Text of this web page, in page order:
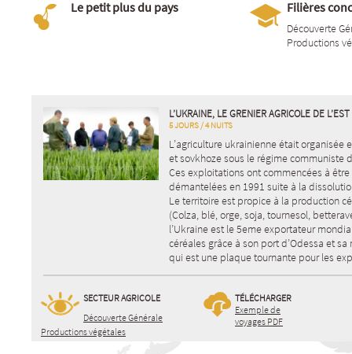
Le petit plus du pays Filières
Découverte
Productions
L’UKRAINE, LE GRENIER AGRICOLE DE L’EST
5 JOURS / 4 NUITS
L’agriculture ukrainienne était organisée
et sovkhoze sous le régime communiste
Ces exploitations ont commencées à être
démantelées en 1991 suite à la
Le territoire est propice à la production
(Colza, blé, orge, soja, tournesol,
l’Ukraine est le 5eme exportateur
céréales grâce à son port d’Odessa et sa
qui est une plaque tournante pour les
SECTEUR AGRICOLE
Découverte Générale
Productions végétales
TÉLÉCHARGER
Exemple de
voyages PDF